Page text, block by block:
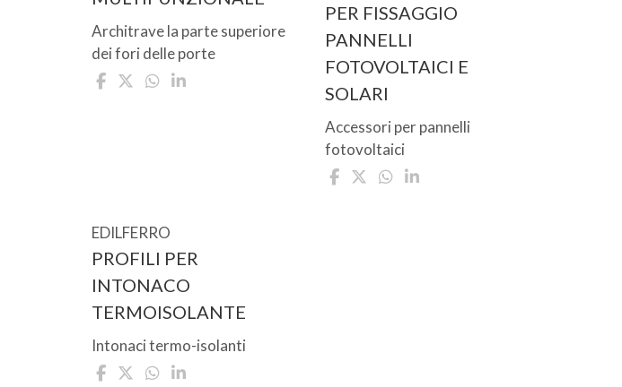
Architrave la parte superiore
dei fori delle porte
PER FISSAGGIO
PANNELLI
FOTOVOLTAICI E
SOLARI
Accessori per pannelli
fotovoltaici
EDILFERRO
PROFILI PER
INTONACO
TERMOISOLANTE
Intonaci termo-isolanti